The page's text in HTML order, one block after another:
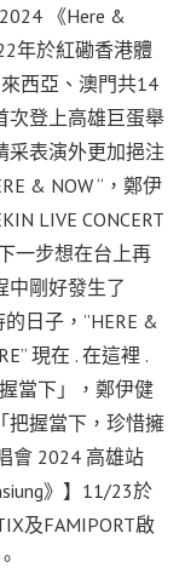
《Here &
年於紅磡香港體
西亞、澳門共14
次登上高雄巨蛋舉
采表演外更加挹注
& NOW “，鄭伊
LIVE CONCERT
一步想在台上再
中剛好發生了
日子，”HERE &
現在 . 在這裡 .
當下」，鄭伊健
把握當下，珍惜擁
會 2024 高雄站
》】11/23於
及FAMIPORT啟